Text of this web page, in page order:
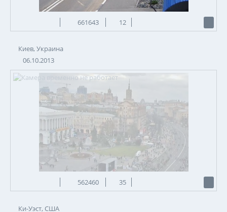
661643 12
Киев, Украина
06.10.2013
562460 35
Ки-Уэст, США